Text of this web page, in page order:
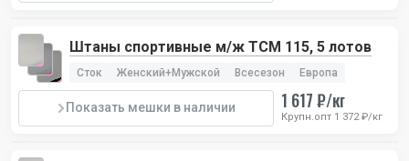
Штаны спортивные м/ж TCM 115, 5 лотов
Сток Женский+Мужской Всесезон Европа
Показать мешки в наличии 1 617 ₽/кг
Крупн.опт 1 372 ₽/кг